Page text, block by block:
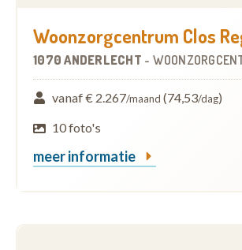
Woonzorgcentrum Clos
1070 ANDERLECHT -
vanaf € 2.267/maand (74,53/dag)
10 foto's
meer informatie